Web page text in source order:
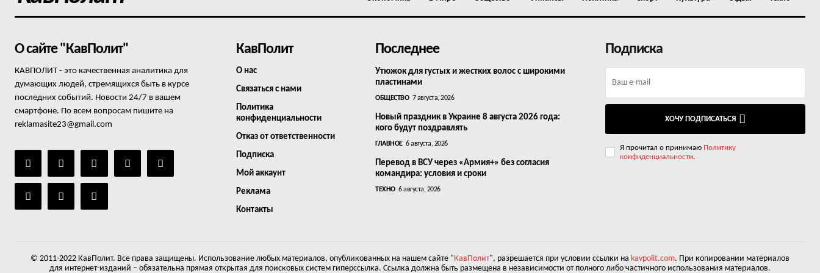
О сайте "КавПолит"
КАВПОЛИТ - это качественная аналитика для
думающих людей, стремящихся быть в курсе
последних событий. Новости 24/7 в вашем
смартфоне. По всем вопросам пишите на
reklamasite23@gmail.com
КавПолит
О нас
Связаться с нами
Политика
конфиденциальности
Отказ от ответственности
Подписка
Мой аккаунт
Реклама
Контакты
Последнее
Утюжок для густых и жестких волос с широкими
пластинами
ОБЩЕСТВО 7 августа, 2026
Новый праздник в Украине 8 августа 2026 года:
кого будут поздравлять
ГЛАВНОЕ 6 августа, 2026
Перевод в ВСУ через «Армия+» без согласия
командира: условия и сроки
ТЕХНО 6 августа, 2026
Подписка
ХОЧУ ПОДПИСАТЬСЯ
Я прочитал о принимаю Политику
конфиденциальности.
© 2011-2022 КавПолит. Все права защищены. Использование любых материалов, опубликованных на нашем сайте " КавПолит", разрешается при условии ссылки на kavpolit.com. При копировании материалов
для интернет-изданий – обязательна прямая открытая для поисковых систем гиперссылка. Ссылка должна быть размещена в независимости от полного либо частичного использования материалов.